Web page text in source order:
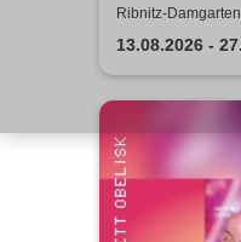
Reithalle
Ribnitz-
Hirschburg
13.08.2026 -